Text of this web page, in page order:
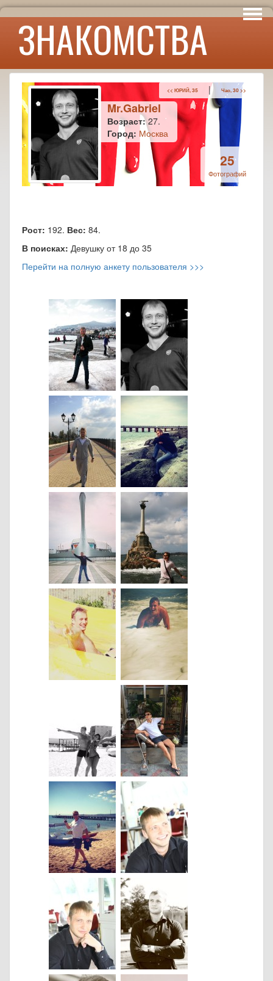
ЗНАКОМСТВА
Интересы
Юмор
Mr.Gabriel
Возраст:27.
Город: Москва
<< ЮРИЙ, 35 | Чао, 30 >>
25
Фотографий
Рост: 192. Вес: 84.
В поисках: Девушку от 18 до 35
Перейти на полную анкету пользователя >>>